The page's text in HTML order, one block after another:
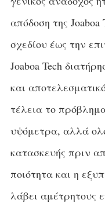
απόδοση της
σχεδίου έως την
Joaboa Tech
και
τέλεια το
υψόμετρα, αλλά
κατασκευής πριν
ποιότητα και η
λάβει αμέτρητους